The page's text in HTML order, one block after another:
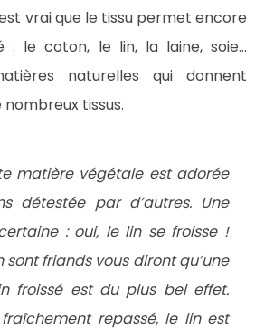
vrai que le tissu permet encore
: le coton, le lin, la laine, soie…
naturelles qui donnent
tissus.
matière végétale est adorée
détestée par d’autres. Une
: oui, le lin se froisse !
sont friands vous diront qu’une
froissé est du plus bel effet.
fraîchement repassé, le lin est